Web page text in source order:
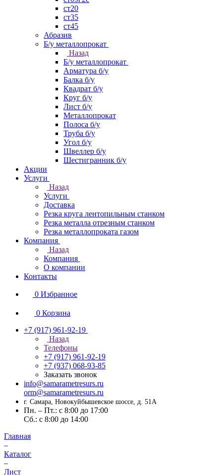
ст20
ст35
ст45
Абразив
Б/у металлопрокат
Назад
Б/у металлопрокат
Арматура б/у
Балка б/у
Квадрат б/у
Круг б/у
Лист б/у
Металлопрокат
Полоса б/у
Труба б/у
Угол б/у
Швеллер б/у
Шестигранник б/у
Акции
Услуги
Назад
Услуги
Доставка
Резка круга лентопильным станком
Резка металла отрезным станком
Резка металлопроката газом
Компания
Назад
Компания
О компании
Контакты
0 Избранное
0 Корзина
+7 (917) 961-92-19
Назад
Телефоны
+7 (917) 961-92-19
+7 (937) 068-93-85
Заказать звонок
info@samarametresurs.ru
orm@samarametresurs.ru
г. Самара, Новокуйбышевское шоссе, д. 51А
Пн. – Пт.: с 8:00 до 17:00
Cб.: с 8:00 до 14:00
Главная
–
Каталог
–
Лист